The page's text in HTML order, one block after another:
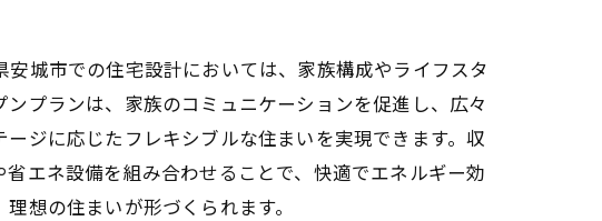
城市での住宅設計においては、家族構成やライフスタ
プランは、家族のコミュニケーションを促進し、広々
ジに応じたフレキシブルな住まいを実現できます。収
エネ設備を組み合わせることで、快適でエネルギー効
想の住まいが形づくられます。